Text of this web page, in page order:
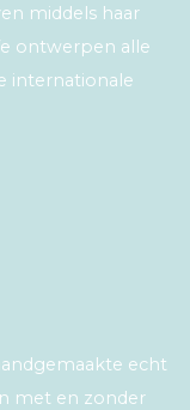
middels haar
ontwerpen alle
internationale
echt
met en zonder